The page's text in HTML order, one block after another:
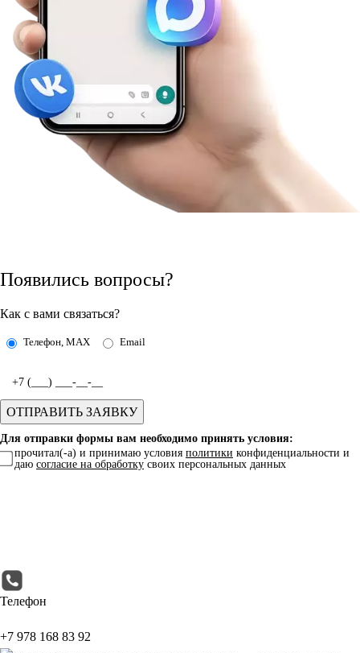
Появились вопросы?
Как с вами связаться?
Телефон, MAX Email
Для отправки формы вам необходимо принять условия:
прочитал(-а) и принимаю условия политики конфиденциальности и
даю согласие на обработку своих персональных данных
Телефон
+7 978 168 83 92